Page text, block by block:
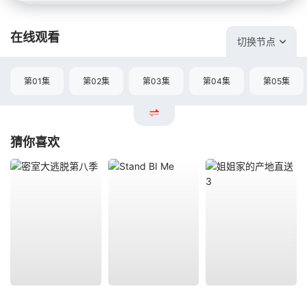
在线观看 切换节点
第01集 第02集 第03集 第04集 第05集
猜你喜欢